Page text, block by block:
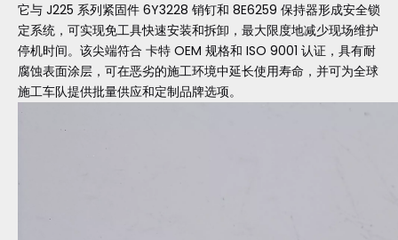
它与 J225 系列紧固件 6Y3228 销钉和 8E6259 保持器形成安全锁
定系统，可实现免工具快速安装和拆卸，最大限度地减少现场维护
停机时间。该尖端符合 卡特 OEM 规格和 ISO 9001 认证，具有耐
腐蚀表面涂层，可在恶劣的施工环境中延长使用寿命，并可为全球
施工车队提供批量供应和定制品牌选项。